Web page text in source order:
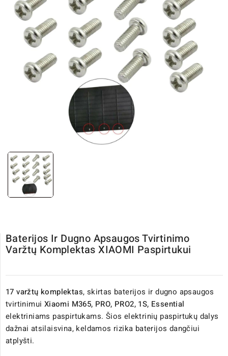
Baterijos Ir Dugno Apsaugos Tvirtinimo
Varžtų Komplektas XIAOMI Paspirtukui
17 varžtų komplektas, skirtas baterijos ir dugno apsaugos
tvirtinimui Xiaomi M365, PRO, PRO2, 1S, Essential
elektriniams paspirtukams. Šios elektrinių paspirtukų dalys
dažnai atsilaisvina, keldamos rizika baterijos dangčiui
atplyšti.